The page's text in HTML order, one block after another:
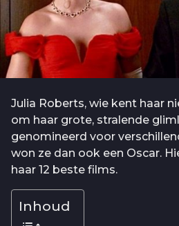
o
Julia Roberts, wie kent haar
om haar grote, stralende
genomineerd voor
won ze dan ook een Oscar.
haar 12 beste films.
Inhoud